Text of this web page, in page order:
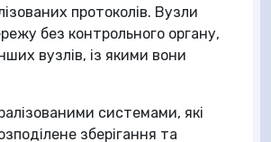
протоколів. Вузли
без контрольного органу,
вузлів, із якими вони
системами, які
зберігання та